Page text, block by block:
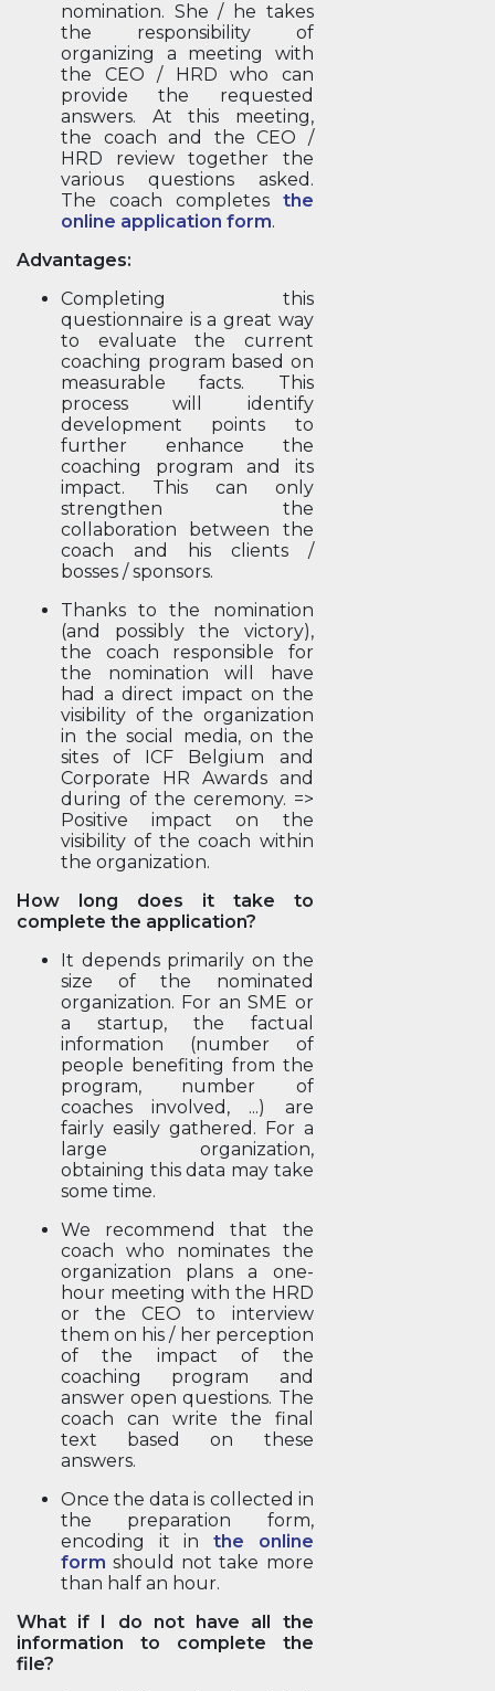
nomination. She / he takes
the responsibility of
organizing a meeting with
the CEO / HRD who can
provide the requested
answers. At this meeting,
the coach and the CEO /
HRD review together the
various questions asked.
The coach completes the
online application form.
Advantages:
Completing this
questionnaire is a great way
to evaluate the current
coaching program based on
measurable facts. This
process will identify
development points to
further enhance the
coaching program and its
impact. This can only
strengthen the
collaboration between the
coach and his clients /
bosses / sponsors.
Thanks to the nomination
(and possibly the victory),
the coach responsible for
the nomination will have
had a direct impact on the
visibility of the organization
in the social media, on the
sites of ICF Belgium and
Corporate HR Awards and
during of the ceremony. =>
Positive impact on the
visibility of the coach within
the organization.
How long does it take to
complete the application?
It depends primarily on the
size of the nominated
organization. For an SME or
a startup, the factual
information (number of
people benefiting from the
program, number of
coaches involved, ...) are
fairly easily gathered. For a
large organization,
obtaining this data may take
some time.
We recommend that the
coach who nominates the
organization plans a one-
hour meeting with the HRD
or the CEO to interview
them on his / her perception
of the impact of the
coaching program and
answer open questions. The
coach can write the final
text based on these
answers.
Once the data is collected in
the preparation form,
encoding it in the online
form should not take more
than half an hour.
What if I do not have all the
information to complete the
file?